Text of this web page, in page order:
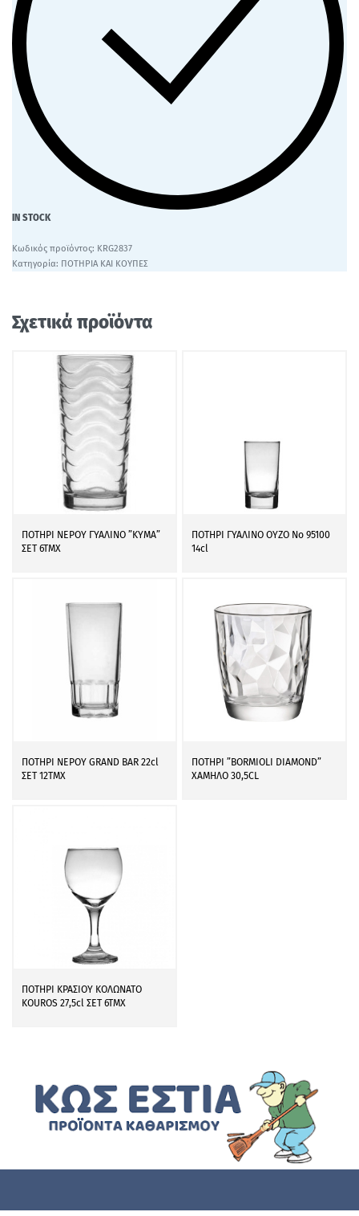
IN STOCK
KRG2837
Κατηγορία: ΠΟΤΗΡΙΑ ΚΑΙ ΚΟΥΠΕΣ
Σχετικά προϊόντα
ΠΟΤΗΡΙ ΝΕΡΟΥ ΓΥΑΛΙΝΟ ”ΚΥΜΑ”
ΣΕΤ 6ΤΜΧ
ΠΟΤΗΡΙ ΓΥΑΛΙΝΟ ΟΥΖΟ Νο 95100
14cl
ΠΟΤΗΡΙ ΝΕΡΟY GRAND BAR 22cl
ΣΕΤ 12ΤΜΧ
ΠΟΤΗΡΙ ”BORMIOLI DIAMOND”
ΧΑΜΗΛΟ 30,5CL
ΠΟΤΗΡΙ ΚΡΑΣΙΟΥ ΚΟΛΩΝΑΤΟ
KOUROS 27,5cl ΣΕΤ 6ΤΜΧ